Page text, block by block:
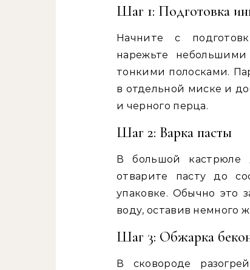
Шаг 1: Подготовка
Начните с
нарежьте
тонкими полосками.
в отдельной миске и
и черного перца.
Шаг 2: Варка пасты
В большой кастрюле
отварите пасту до
упаковке. Обычно это
воду, оставив немного
Шаг 3: Обжарка
В сковороде